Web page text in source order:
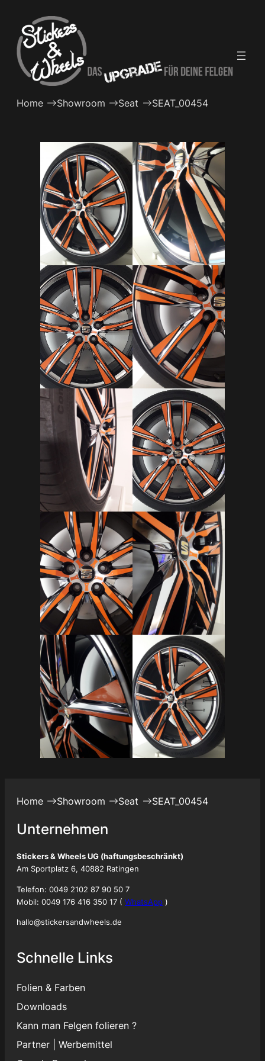
Inhalt
springen
Home Showroom Seat SEAT_00454
Home Showroom Seat SEAT_00454
Unternehmen
Stickers & Wheels UG (haftungsbeschränkt)
Am Sportplatz 6, 40882 Ratingen
Telefon: 0049 2102 87 90 50 7
Mobil: 0049 176 416 350 17 ( WhatsApp )
hallo@stickersandwheels.de
Schnelle Links
Folien & Farben
Downloads
Kann man Felgen folieren ?
Partner
Werbemittel